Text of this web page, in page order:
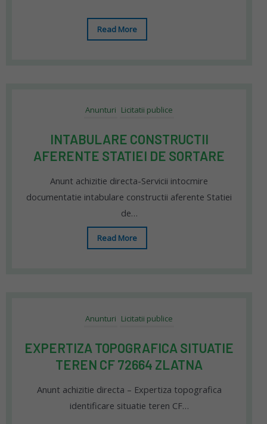
Read More
Anunturi Licitatii publice
INTABULARE CONSTRUCTII
AFERENTE STATIEI DE SORTARE
Anunt achizitie directa-Servicii intocmire
documentatie intabulare constructii aferente Statiei
de…
Read More
Anunturi Licitatii publice
EXPERTIZA TOPOGRAFICA SITUATIE
TEREN CF 72664 ZLATNA
Anunt achizitie directa – Expertiza topografica
identificare situatie teren CF…